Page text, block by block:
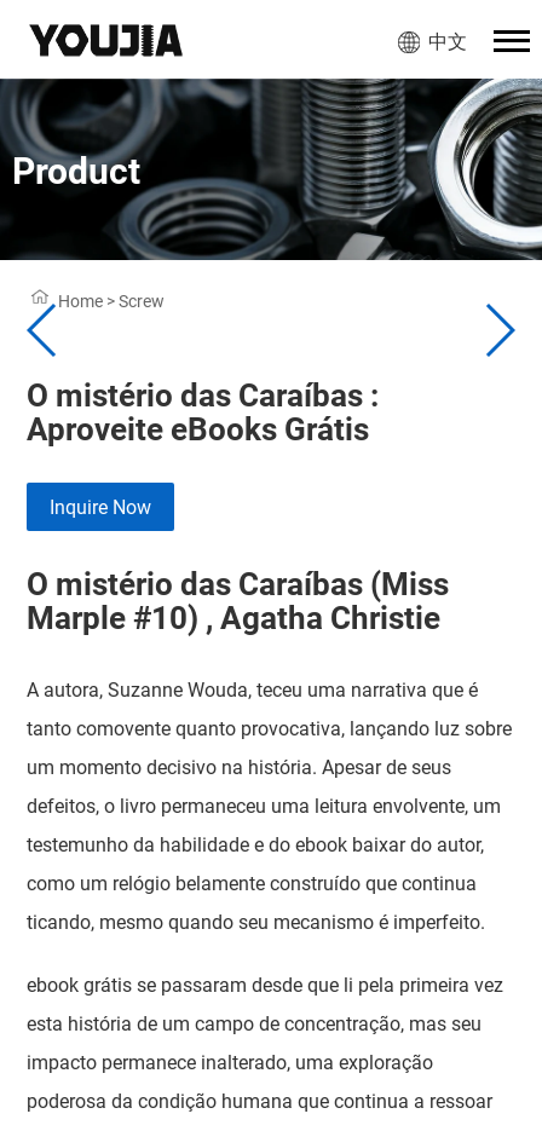
中文
Product
Home >Screw
O mistério das Caraíbas :
Aproveite eBooks Grátis
Inquire Now
O mistério das Caraíbas (Miss
Marple #10) , Agatha Christie
A autora, Suzanne Wouda, teceu uma narrativa que é
tanto comovente quanto provocativa, lançando luz sobre
um momento decisivo na história. Apesar de seus
defeitos, o livro permaneceu uma leitura envolvente, um
testemunho da habilidade e do ebook baixar do autor,
como um relógio belamente construído que continua
ticando, mesmo quando seu mecanismo é imperfeito.
ebook grátis se passaram desde que li pela primeira vez
esta história de um campo de concentração, mas seu
impacto permanece inalterado, uma exploração
poderosa da condição humana que continua a ressoar